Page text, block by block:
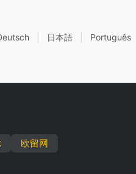
日本語 Português
欧留网